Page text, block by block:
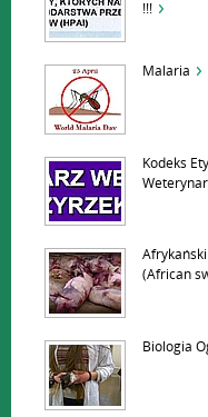
!!!
Malaria
Kodeks
(African
Biologia